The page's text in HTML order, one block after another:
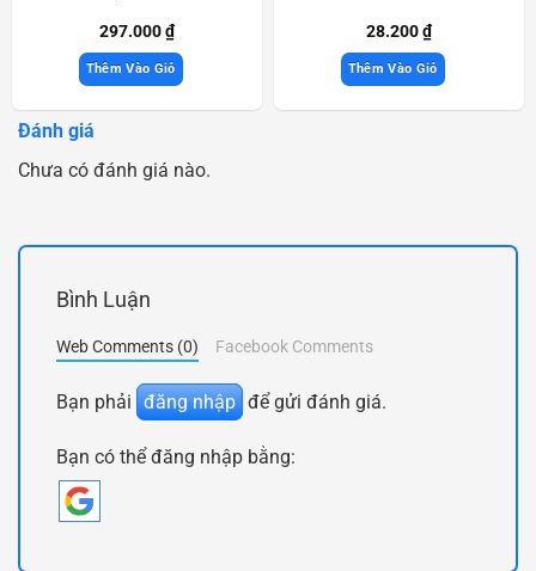
297.000₫
Thêm Vào Giỏ
28.200₫
Thêm Vào Giỏ
Đánh giá
Chưa có đánh giá nào.
Bình Luận
Web Comments (0) Facebook Comments
Bạn phải đăng nhập để gửi đánh giá.
Bạn có thể đăng nhập bằng: